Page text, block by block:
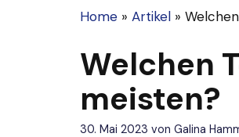
Home » Artikel »
Welchen
meisten?
30. Mai 2023 von Galina